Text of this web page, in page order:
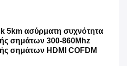
5km ασύρματη συχνότητα
σημάτων 300-860Mhz
σημάτων HDMI COFDM